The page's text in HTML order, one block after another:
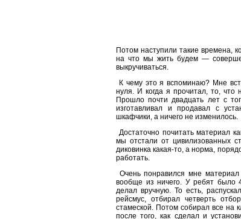
Потом наступили такие времена,
на что мы жить будем —
выкручиваться.
К чему это я вспоминаю? Мне
нуля. И когда я прочитал, то, что
Прошло почти двадцать лет с
изготавливал и продавал с
шкафчики, а ничего не изменилось.
Достаточно почитать материал
мы отстали от цивилизованных
диковинка какая-то, а норма,
работать.
Очень понравился мне
вообще из ничего. У ребят было
делал вручную. То есть,
рейсмус, отбирал четверть
стамеской. Потом собирал все на
после того, как сделал и